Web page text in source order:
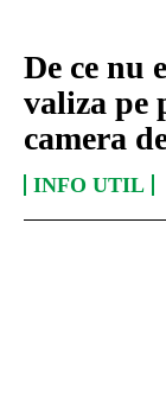
De ce nu
valiza pe
camera
INFO UTIL